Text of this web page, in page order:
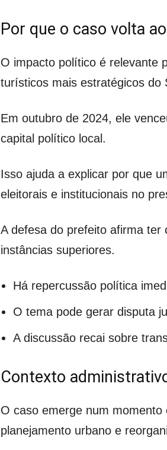
Por que o caso volta
O impacto político é relevante
turísticos mais estratégicos do
Em outubro de 2024, ele
capital político local.
Isso ajuda a explicar por que
eleitorais e institucionais no
A defesa do prefeito afirma ter
instâncias superiores.
Há repercussão política
O tema pode gerar disputa
A discussão recai sobre
Contexto
O caso emerge num
planejamento urbano e